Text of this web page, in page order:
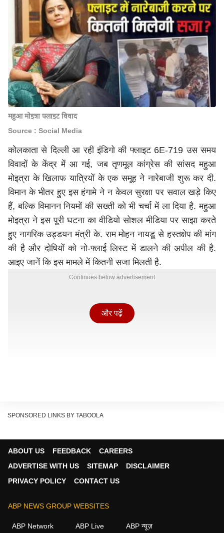
महुआ मोइत्रा फ्लाइट विवाद
Source : Social Media
कोलकाता से दिल्ली आ रही इंडिगो की फ्लाइट 6E-719 उस समय
विवादों के केंद्र में आ गई, जब तृणमूल कांग्रेस की सांसद महुआ
मोइत्रा के खिलाफ यात्रियों के एक समूह ने नारेबाजी शुरू कर दी.
विमान के भीतर हुए इस हंगामे ने न केवल सुरक्षा पर सवाल खड़े किए
हैं, बल्कि विमानन नियमों की सख्ती को भी चर्चा में ला दिया है. महुआ
मोइत्रा ने इस पूरी घटना का वीडियो सोशल मीडिया पर साझा करते
हुए नागरिक उड्डयन मंत्री के. राम मोहन नायडू से हस्तक्षेप की मांग
की है और दोषियों को नो-फ्लाई लिस्ट में डालने की अपील की है.
आइए जानें कि इस मामले में कितनी सजा मिलती है.
Continues below advertisement
विमान के भीतर नारेबाजी और सुरक्षा के नियम
और पढ़ें
SPONSORED LINKS BY TABOOLA
ABOUT US FEEDBACK
CAREERS
ADVERTISE WITH US
SITEMAP
DISCLAIMER
PRIVACY POLICY
CONTACT US
ABP NEWS GROUP WEBSITES
ABP Network ABP Live ABP न्यूज़